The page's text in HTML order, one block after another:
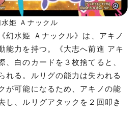
水姫 Ａナックル
幻水姫 Ａナックル》は、アキノ
能力を持つ。《大志へ前進 アキ
、白のカードを３枚捨てると、
れる。ルリグの能力は失われる
が可能になるため、アキノの能
し、ルリグアタックを２回叩き